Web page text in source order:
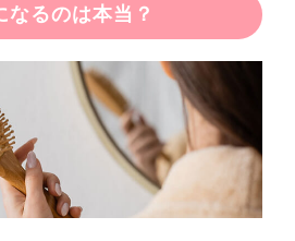
なるのは本当？